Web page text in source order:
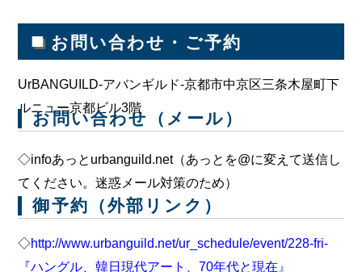
■ お問い合わせ・ご予約
UrBANGUILD-アバンギルド-京都市中京区三条木屋町下
ルニュー京都ビル3階
お問い合わせ（メール）
◇infoあっとurbanguild.net（あっとを@に変えて送信し
てください。迷惑メール対策のため）
御予約（外部リンク）
◇http://www.urbanguild.net/ur_schedule/event/228-fri-
『ハングル、韓日現代アート、70年代と現在』